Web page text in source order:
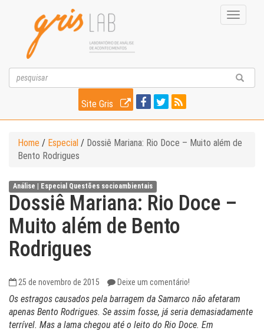
Toggle
Site Gris
Home / Especial / Dossiê Mariana: Rio Doce – Muito além de
Bento Rodrigues
Análise | Especial Questões socioambientais
Dossiê Mariana: Rio Doce –
Muito além de Bento
Rodrigues
25 de novembro de 2015 Deixe um comentário!
Os estragos causados pela barragem da Samarco não afetaram
apenas Bento Rodrigues. Se assim fosse, já seria demasiadamente
terrível. Mas a lama chegou até o leito do Rio Doce. Em